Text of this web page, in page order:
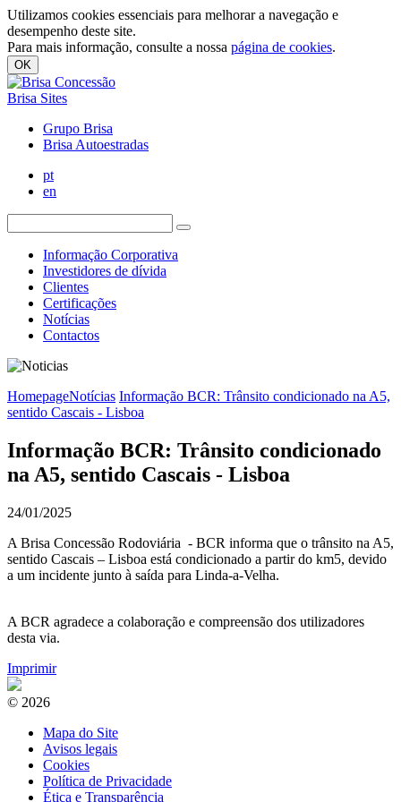
Utilizamos cookies essenciais para melhorar a navegação e
desempenho deste site.
Para mais informação, consulte a nossa página de cookies.
OK
Brisa Sites
Grupo Brisa
Brisa Autoestradas
pt
en
Informação Corporativa
Investidores de dívida
Clientes
Certificações
Notícias
Contactos
HomepageNotícias Informação BCR: Trânsito condicionado na A5,
sentido Cascais - Lisboa
Informação BCR: Trânsito condicionado
na A5, sentido Cascais - Lisboa
24/01/2025
A Brisa Concessão Rodoviária - BCR informa que o trânsito na A5,
sentido Cascais – Lisboa está condicionado a partir do km5, devido
a um incidente junto à saída para Linda-a-Velha.
A BCR agradece a colaboração e compreensão dos utilizadores
desta via.
Imprimir
© 2026
Mapa do Site
Avisos legais
Cookies
Política de Privacidade
Ética e Transparência